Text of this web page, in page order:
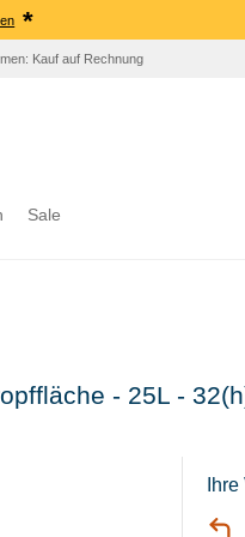
*
Kauf auf Rechnung
Sale
- 25L -